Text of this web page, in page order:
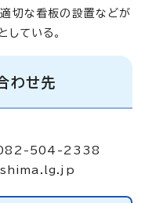
切な看板の設置などが
している。
わせ先
082-504-2338